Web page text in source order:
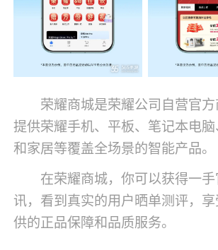
荣耀商城是荣耀公司自营官
提供荣耀手机、平板、笔记本电
和家居等覆盖全场景的智能产品。
在荣耀商城，你可以获得一
讯，看到真实的用户晒单测评，
供的正品保障和品质服务。